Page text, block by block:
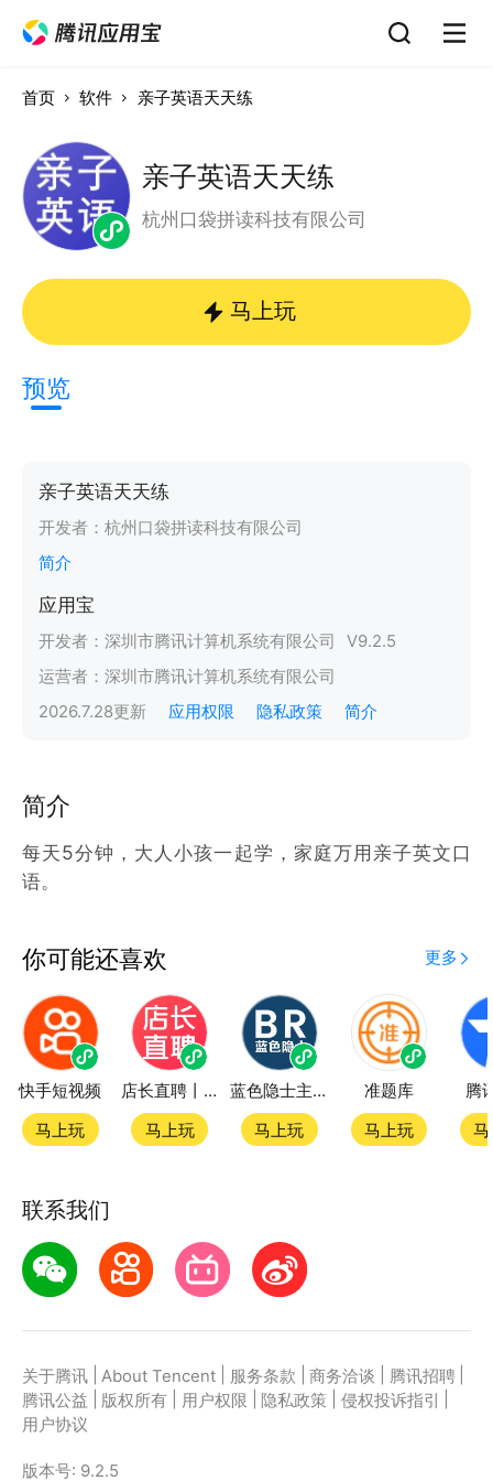
首页 软件 亲子英语天天练
亲子英语天天练
杭州口袋拼读科技有限公司
马上玩
预览
亲子英语天天练
开发者： 杭州口袋拼读科技有限公司
简介
应用宝
开发者： 深圳市腾讯计算机系统有限公司 V9.2.5
运营者： 深圳市腾讯计算机系统有限公司
2026.7.28更新 应用权限 隐私政策 简介
简介
每天5分钟，大人小孩一起学，家庭万用亲子英文口
语。
你可能还喜欢 更多
快手短视频
马上玩
店长直聘丨求职招聘找工作
马上玩
蓝色隐士主题站
马上玩
准题库
马上玩
腾
联系我们
关于腾讯 About Tencent 服务条款 商务洽谈 腾讯招聘
腾讯公益
版权所有 用户权限 隐私政策 侵权投诉指引
用户协议
版本号: 9.2.5